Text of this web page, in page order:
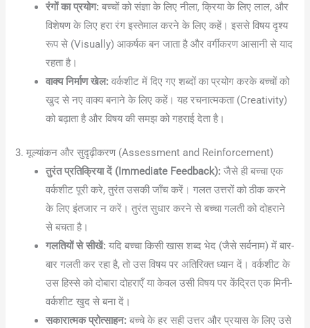
रंगों का प्रयोग: बच्चों को संज्ञा के लिए नीला, क्रिया के लिए लाल, और
विशेषण के लिए हरा रंग इस्तेमाल करने के लिए कहें। इससे विषय दृश्य
रूप से (Visually) आकर्षक बन जाता है और वर्गीकरण आसानी से याद
रहता है।
वाक्य निर्माण खेल: वर्कशीट में दिए गए शब्दों का प्रयोग करके बच्चों को
खुद से नए वाक्य बनाने के लिए कहें। यह रचनात्मकता (Creativity)
को बढ़ाता है और विषय की समझ को गहराई देता है।
3. मूल्यांकन और सुदृढ़ीकरण (Assessment and Reinforcement)
तुरंत प्रतिक्रिया दें (Immediate Feedback): जैसे ही बच्चा एक
वर्कशीट पूरी करे, तुरंत उसकी जाँच करें। गलत उत्तरों को ठीक करने
के लिए इंतजार न करें। तुरंत सुधार करने से बच्चा गलती को दोहराने
से बचता है।
गलतियों से सीखें: यदि बच्चा किसी खास शब्द भेद (जैसे सर्वनाम) में बार-
बार गलती कर रहा है, तो उस विषय पर अतिरिक्त ध्यान दें। वर्कशीट के
उस हिस्से को दोबारा दोहराएँ या केवल उसी विषय पर केंद्रित एक मिनी-
वर्कशीट खुद से बना दें।
सकारात्मक प्रोत्साहन: बच्चे के हर सही उत्तर और प्रयास के लिए उसे